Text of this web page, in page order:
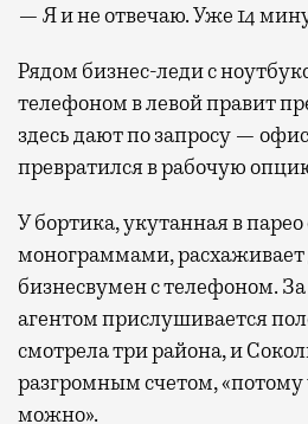
— Я и не отвечаю. Уже 14
Рядом бизнес-леди с
телефоном в левой правит
здесь дают по запросу —
превратился в рабочую
У бортика, укутанная в
монограммами, расхаживает
бизнесвумен с телефоном. За
агентом прислушивается
смотрела три района, и
разгромным счетом,
можно».